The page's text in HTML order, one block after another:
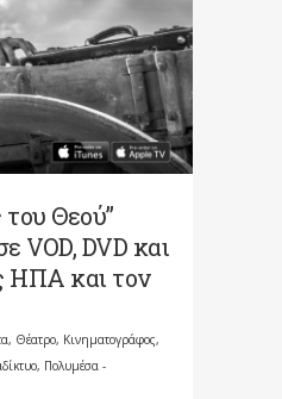
Θεού”
VOD, DVD και
ΗΠΑ και τον
, Θέατρο, Κινηματογράφος,
, Πολυμέσα -